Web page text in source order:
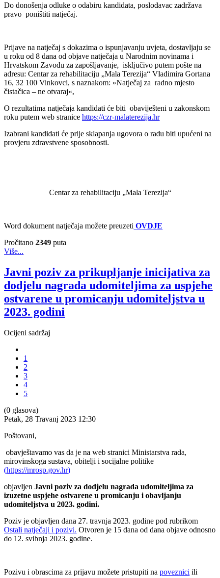
Do donošenja odluke o odabiru kandidata, poslodavac zadržava
pravo poništiti natječaj.
Prijave na natječaj s dokazima o ispunjavanju uvjeta, dostavljaju se
u roku od 8 dana od objave natječaja u Narodnim novinama i
Hrvatskom Zavodu za zapošljavanje, isključivo putem pošte na
adresu: Centar za rehabilitaciju „Mala Terezija“ Vladimira Gortana
16, 32 100 Vinkovci, s naznakom: »Natječaj za radno mjesto
čistačica – ne otvaraj«,
O rezultatima natječaja kandidati će biti obaviješteni u zakonskom
roku putem web stranice https://czr-malaterezija.hr
Izabrani kandidati će prije sklapanja ugovora o radu biti upućeni na
provjeru zdravstvene sposobnosti.
Centar za rehabilitaciju „Mala Terezija“
Word dokument natječaja možete preuzeti OVDJE
Pročitano 2349 puta
Više...
Javni poziv za prikupljanje inicijativa za
dodjelu nagrada udomiteljima za uspjehe
ostvarene u promicanju udomiteljstva u
2023. godini
Ocijeni sadržaj
1
2
3
4
5
(0 glasova)
Petak, 28 Travanj 2023 12:30
Poštovani,
obavještavamo vas da je na web stranici Ministarstva rada,
mirovinskoga sustava, obitelji i socijalne politike
(https://mrosp.gov.hr)
objavljen Javni poziv za dodjelu nagrada udomiteljima za
izuzetne uspjehe ostvarene u promicanju i obavljanju
udomiteljstva u 2023. godini.
Poziv je objavljen dana 27. travnja 2023. godine pod rubrikom
Ostali natječaji i pozivi. Otvoren je 15 dana od dana objave odnosno
do 12. svibnja 2023. godine.
Pozivu i obrascima za prijavu možete pristupiti na poveznici ili